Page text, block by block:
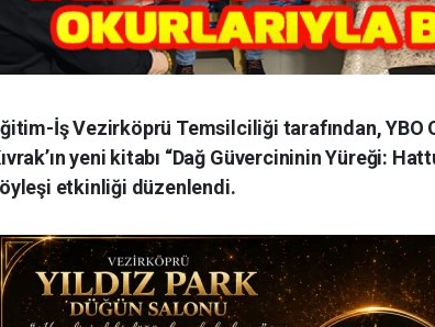
İş Vezirköprü Temsilciliği tarafından, YBO
yeni kitabı “Dağ Güvercininin Yüreği:
etkinliği düzenlendi.